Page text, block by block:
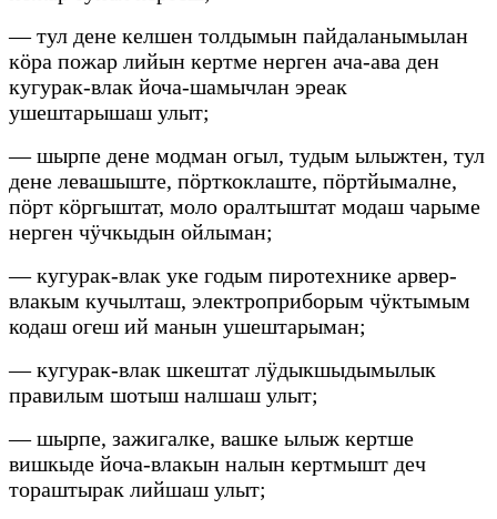
— тул дене келшен толдымын пайдаланымылан
кӧра пожар лийын кертме нерген ача-ава ден
кугурак-влак йоча-шамычлан эреак
ушештарышаш улыт;
— шырпе дене модман огыл, тудым ылыжтен, тул
дене левашыште, пӧрткоклаште, пӧртйымалне,
пӧрт кӧргыштат, моло оралтыштат модаш чарыме
нерген чӱчкыдын ойлыман;
— кугурак-влак уке годым пиротехнике арвер-
влакым кучылташ, электроприборым чӱктымым
кодаш огеш ий манын ушештарыман;
— кугурак-влак шкештат лӱдыкшыдымылык
правилым шотыш налшаш улыт;
— шырпе, зажигалке, вашке ылыж кертше
вишкыде йоча-влакын налын кертмышт деч
тораштырак лийшаш улыт;